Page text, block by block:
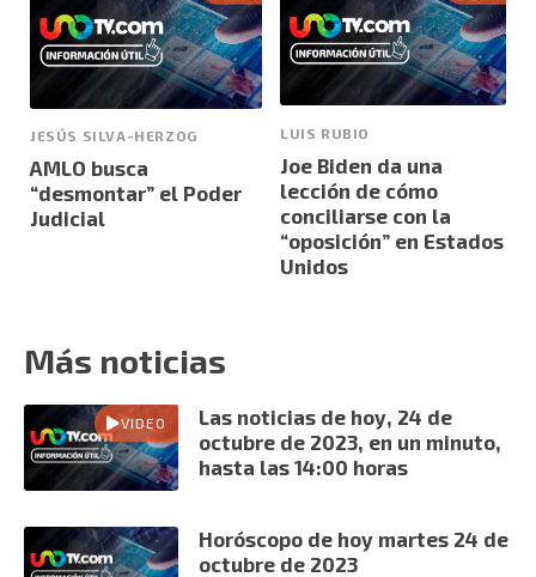
JESÚS SILVA-HERZOG
AMLO busca
“desmontar” el Poder
Judicial
LUIS RUBIO
Joe Biden da una
lección de cómo
conciliarse con la
“oposición” en Estados
Unidos
Más noticias
VIDEO
Las noticias de hoy, 24 de
octubre de 2023, en un minuto,
hasta las 14:00 horas
Horóscopo de hoy martes 24 de
octubre de 2023